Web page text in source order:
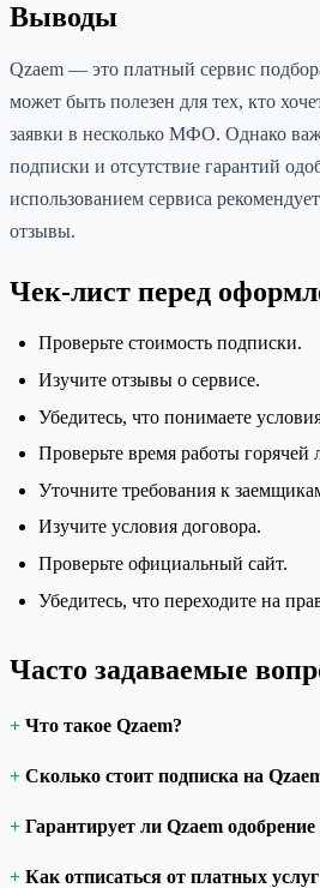
Выводы
Qzaem — это платный сервис
может быть полезен для тех, кто
заявки в несколько МФО. Однако
подписки и отсутствие гарантий
использованием сервиса
отзывы.
Чек-лист перед
Проверьте стоимость подписки.
Изучите отзывы о сервисе.
Убедитесь, что понимаете
Проверьте время работы горячей
Уточните требования к
Изучите условия договора.
Проверьте официальный сайт.
Убедитесь, что переходите на
Часто задаваемые
Что такое Qzaem?
Сколько стоит подписка на
Гарантирует ли Qzaem одобрение
Как отписаться от платных